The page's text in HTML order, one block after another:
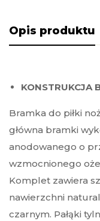
Opis produktu
KONSTRUKCJA
Bramka do piłki
główna bramki
anodowanego o
wzmocnionego
Komplet zawiera
nawierzchni
czarnym. Pałąki